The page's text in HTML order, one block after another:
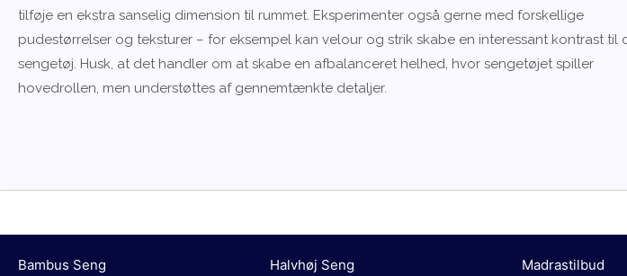
tilføje en ekstra sanselig dimension til rummet. Eksperimenter også gerne med forskellige
pudestørrelser og teksturer – for eksempel kan velour og strik skabe en interessant kontrast til
sengetøj. Husk, at det handler om at skabe en afbalanceret helhed, hvor sengetøjet spiller
hovedrollen, men understøttes af gennemtænkte detaljer.
Bambus Seng
Halvhøj Seng
Madrastilbud